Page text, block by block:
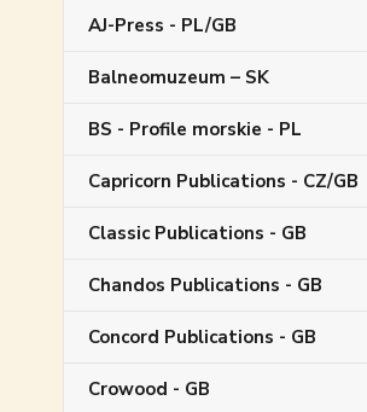
AJ-Press - PL/GB
Balneomuzeum – SK
BS - Profile morskie - PL
Capricorn Publications - CZ/GB
Classic Publications - GB
Chandos Publications - GB
Concord Publications - GB
Crowood - GB